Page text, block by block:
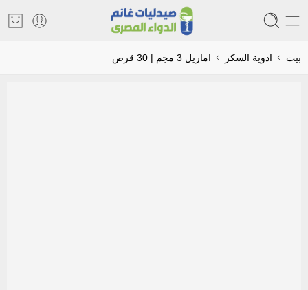
بيت ادوية السكر اماريل 3 مجم | 30 قرص